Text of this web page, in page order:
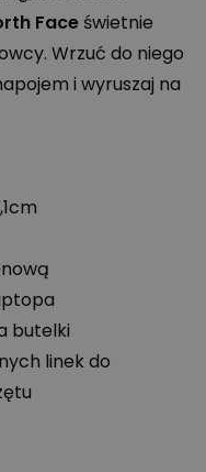
Face świetnie
Wrzuć do niego
i wyruszaj na
butelki
linek do